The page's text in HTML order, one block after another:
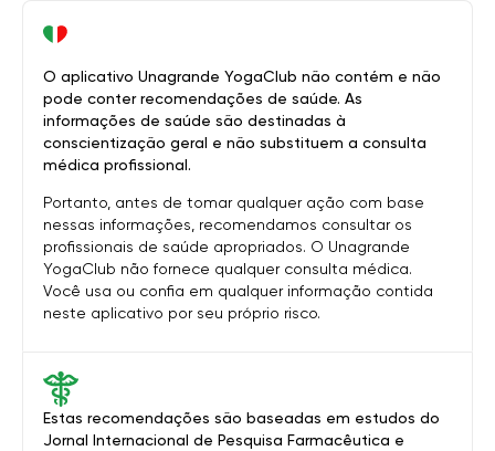
Estas recomendações são baseadas em estudos do
Jornal Internacional de Pesquisa Farmacêutica e
O aplicativo Unagrande YogaClub não contém e não
pode conter recomendações de saúde. As
informações de saúde são destinadas à
conscientização geral e não substituem a consulta
médica profissional.
Portanto, antes de tomar qualquer ação com base
nessas informações, recomendamos consultar os
profissionais de saúde apropriados. O Unagrande
YogaClub não fornece qualquer consulta médica.
Você usa ou confia em qualquer informação contida
neste aplicativo por seu próprio risco.